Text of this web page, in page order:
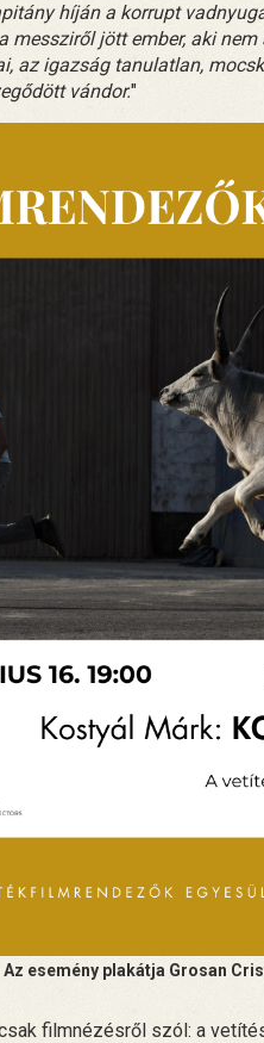
híján a korrupt
messziről jött ember, aki
az igazság tanulatlan,
vándor."
Az esemény plakátja Grosan
filmnézésről szól: a